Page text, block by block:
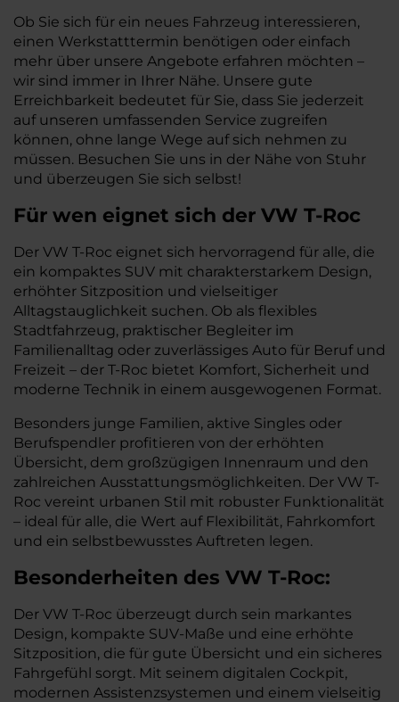
Ob Sie sich für ein neues Fahrzeug interessieren,
einen Werkstatttermin benötigen oder einfach
mehr über unsere Angebote erfahren möchten –
wir sind immer in Ihrer Nähe. Unsere gute
Erreichbarkeit bedeutet für Sie, dass Sie jederzeit
auf unseren umfassenden Service zugreifen
können, ohne lange Wege auf sich nehmen zu
müssen. Besuchen Sie uns in der Nähe von Stuhr
und überzeugen Sie sich selbst!
Für wen eignet sich der VW T-Roc
Der VW T-Roc eignet sich hervorragend für alle, die
ein kompaktes SUV mit charakterstarkem Design,
erhöhter Sitzposition und vielseitiger
Alltagstauglichkeit suchen. Ob als flexibles
Stadtfahrzeug, praktischer Begleiter im
Familienalltag oder zuverlässiges Auto für Beruf und
Freizeit – der T-Roc bietet Komfort, Sicherheit und
moderne Technik in einem ausgewogenen Format.
Besonders junge Familien, aktive Singles oder
Berufspendler profitieren von der erhöhten
Übersicht, dem großzügigen Innenraum und den
zahlreichen Ausstattungsmöglichkeiten. Der VW T-
Roc vereint urbanen Stil mit robuster Funktionalität
– ideal für alle, die Wert auf Flexibilität, Fahrkomfort
und ein selbstbewusstes Auftreten legen.
Besonderheiten des VW T-Roc:
Der VW T-Roc überzeugt durch sein markantes
Design, kompakte SUV-Maße und eine erhöhte
Sitzposition, die für gute Übersicht und ein sicheres
Fahrgefühl sorgt. Mit seinem digitalen Cockpit,
modernen Assistenzsystemen und einem vielseitig